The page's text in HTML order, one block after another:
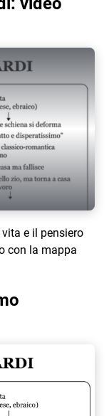
e il pensiero
con la mappa